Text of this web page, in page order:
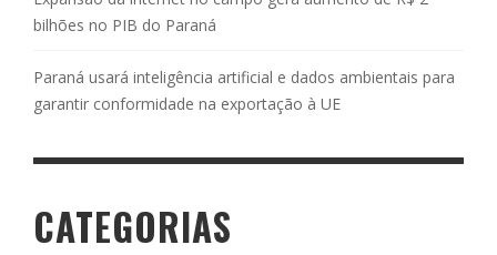
bilhões no PIB do Paraná
Paraná usará inteligência artificial e dados ambientais para
garantir conformidade na exportação à UE
CATEGORIAS